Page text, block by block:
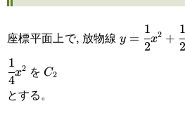
座標平面上で, 放物線
y=\cfrac{1}
y =
2
1
x2 +
2
1
4
1
x2 を C_2
C2
とする。